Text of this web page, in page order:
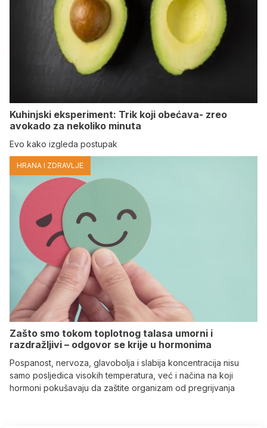
Kuhinjski eksperiment: Trik koji obećava- zreo
avokado za nekoliko minuta
Evo kako izgleda postupak
HRANA I ZDRAVLJE
Zašto smo tokom toplotnog talasa umorni i
razdražljivi – odgovor se krije u hormonima
Pospanost, nervoza, glavobolja i slabija koncentracija nisu
samo posljedica visokih temperatura, već i načina na koji
hormoni pokušavaju da zaštite organizam od pregrijvanja